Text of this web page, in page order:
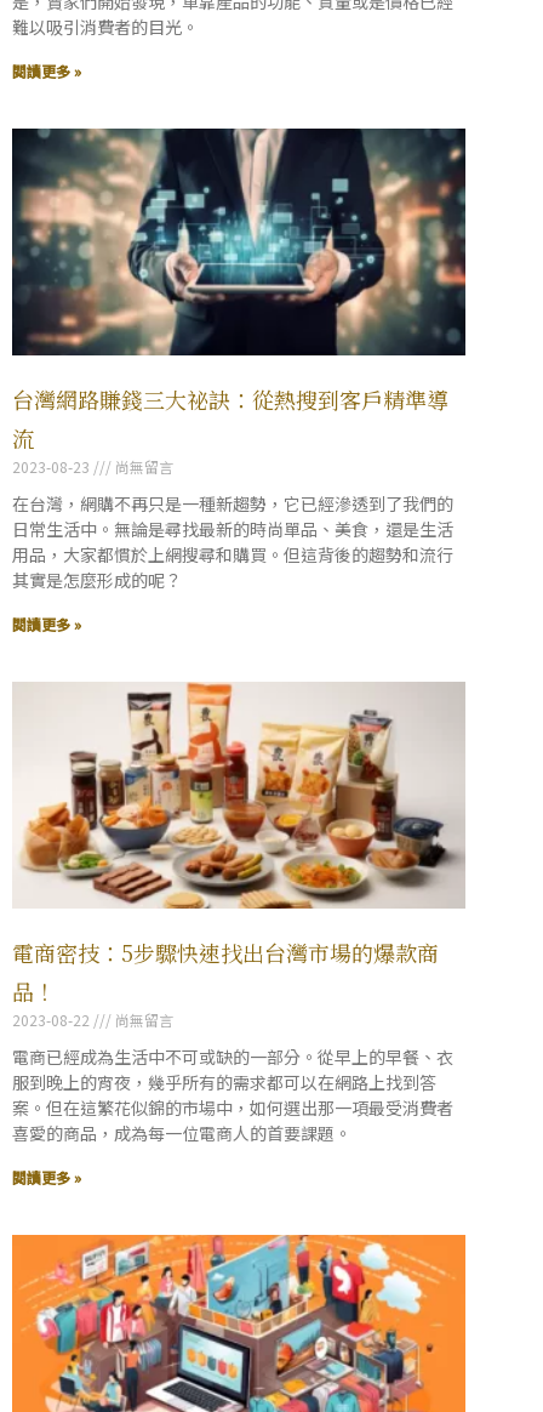
難以吸引消費者的目光。
閱讀更多 »
台灣網路賺錢三大祕訣：從熱搜到客戶精準導
流
2023-08-23 尚無留言
在台灣，網購不再只是一種新趨勢，它已經滲透到了我們的
日常生活中。無論是尋找最新的時尚單品、美食，還是生活
用品，大家都慣於上網搜尋和購買。但這背後的趨勢和流行
其實是怎麼形成的呢？
閱讀更多 »
電商密技：5步驟快速找出台灣市場的爆款商
品！
2023-08-22 尚無留言
電商已經成為生活中不可或缺的一部分。從早上的早餐、衣
服到晚上的宵夜，幾乎所有的需求都可以在網路上找到答
案。但在這繁花似錦的市場中，如何選出那一項最受消費者
喜愛的商品，成為每一位電商人的首要課題。
閱讀更多 »